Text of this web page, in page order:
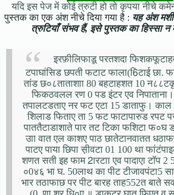
यदि इस पेज में कोई त्रुटी हो तो कृपया नीचे
पुस्तक का एक अंश नीचे दिया गया है : यह अंश
त्रुटियाँ संभव हैं, इसे पुस्तक का हिस्सा न
इरफ़ीलिफाडू परतशदा
टपाघांस‍िड छपती फटाट फाला(6िटाई छा.
तांड छ०८ताताशाा 80 बहटाहशत 10
फिकठवलल रण 0 पड इंटर एव निपाताना।
तपालटडताए नर फट एटा 15 डाताफु।
शिलाड फिताए ता 5 फट फाटापारुड रपट
पाततैटाडाशाते पार तट टिका फशिटा फ०घ
उाा वात एल काशए पाठ छातेटानवातत
पाटए पाया छिपा स़ीवटा 01 100 था
शणत सती इह फाम 2ारटाा एव पादाएा टॉप
०0४६ भा घ. 50लाथ का पीट टीजावपंटा5
भार तठाफाछ पर पीट बारह ताह552त बाते